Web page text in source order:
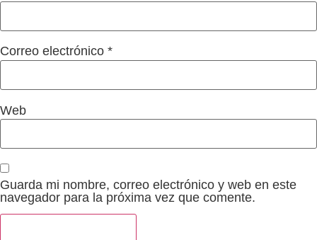
Correo electrónico *
Web
Guarda mi nombre, correo electrónico y web en este
navegador para la próxima vez que comente.